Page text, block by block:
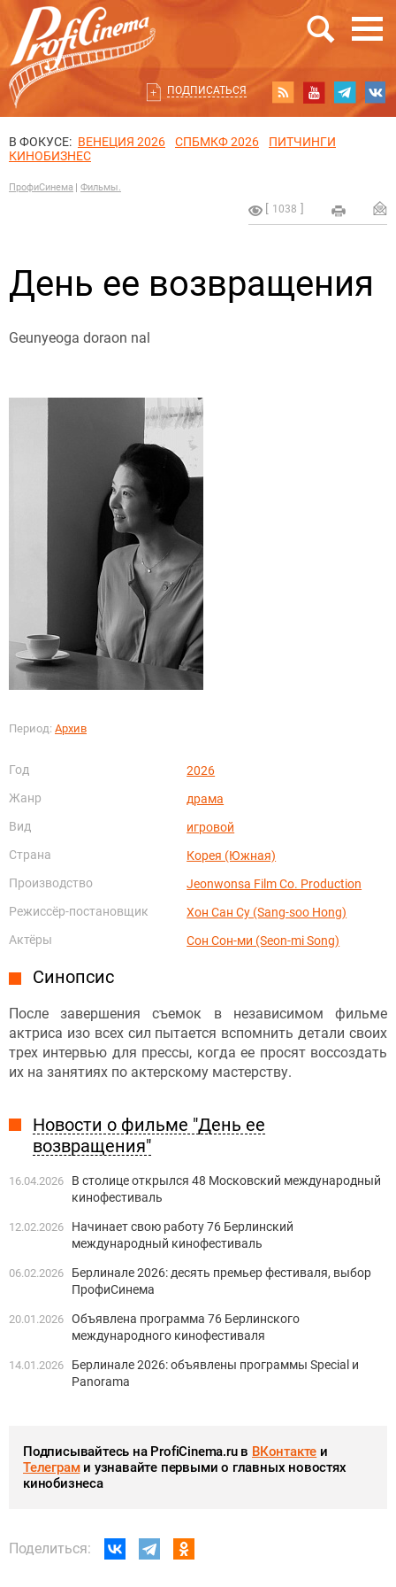
ПОДПИСАТЬСЯ
В ФОКУСЕ: ВЕНЕЦИЯ 2026 СПБМКФ 2026
ПИТЧИНГИ
КИНОБИЗНЕС
ПрофиСинема Фильмы.
1038
День ее возвращения
Geunyeoga doraon nal
Период: Архив
Год
2026
Жанр
драма
Вид
игровой
Страна
Корея (Южная)
Производство
Jeonwonsa Film Co. Production
Режиссёр-постановщик
Хон Сан Су (Sang-soo Hong)
Актёры
Сон Сон-ми (Seon-mi Song)
Синопсис
После завершения съемок в независимом фильме
актриса изо всех сил пытается вспомнить детали своих
трех интервью для прессы, когда ее просят воссоздать
их на занятиях по актерскому мастерству.
Новости о фильме "День ее
возвращения"
16.04.2026
В столице открылся 48 Московский международный
кинофестиваль
12.02.2026
Начинает свою работу 76 Берлинский
международный кинофестиваль
06.02.2026
Берлинале 2026: десять премьер фестиваля, выбор
ПрофиСинема
20.01.2026 Объявлена программа 76 Берлинского
международного кинофестиваля
14.01.2026
Берлинале 2026: объявлены программы Special и
Panorama
Подписывайтесь на ProfiCinema.ru в ВКонтакте и
Телеграми узнавайте первыми о главных новостях
кинобизнеса
Поделиться: